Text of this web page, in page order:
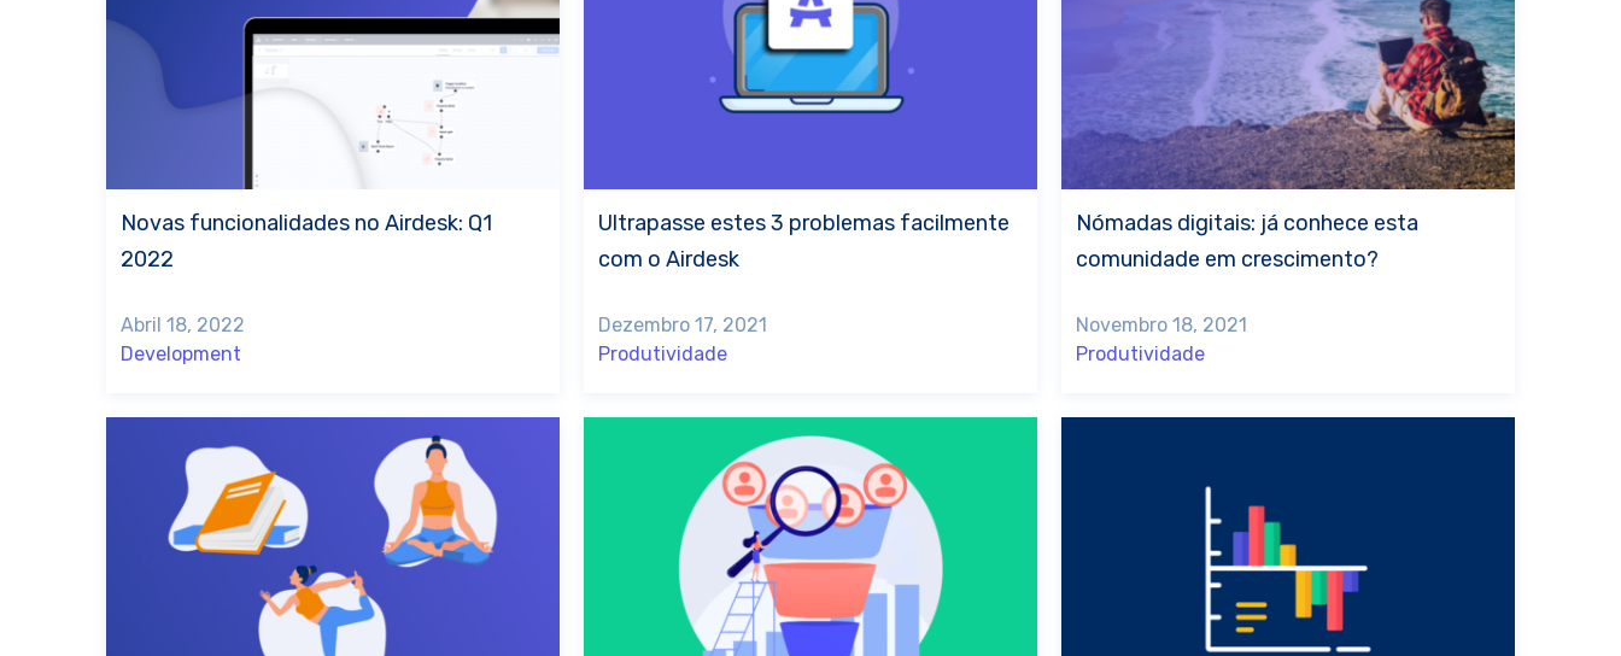
Novas funcionalidades no Airdesk: Q1
2022
Abril 18, 2022
Development
Ultrapasse estes 3 problemas facilmente
com o Airdesk
Dezembro 17, 2021
Produtividade
Nómadas digitais: já conhece esta
comunidade em crescimento?
Novembro 18, 2021
Produtividade